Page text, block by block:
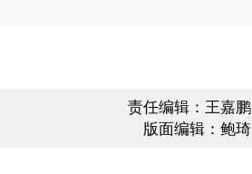
责任编辑：王嘉鹏
版面编辑：鲍琦